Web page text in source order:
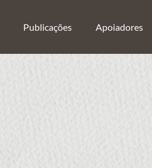
Publicações Apoiadores